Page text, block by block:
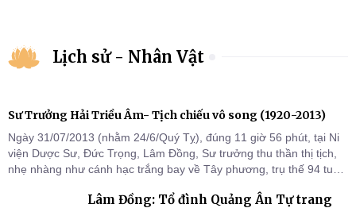
Lịch sử - Nhân Vật
Sư Trưởng Hải Triều Âm- Tịch chiếu vô song (1920-2013)
Ngày 31/07/2013 (nhằm 24/6/Quý Tỵ), đúng 11 giờ 56 phút, tại Ni
viện Dược Sư, Đức Trọng, Lâm Đồng, Sư trưởng thu thần thị tịch,
nhẹ nhàng như cánh hạc trắng bay về Tây phương, trụ thế 94 tuổi
Lâm Đồng: Tổ đình Quảng Ân Tự trang